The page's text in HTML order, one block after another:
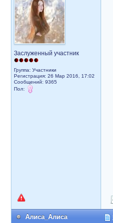
Заслуженный участник
Группа: Участники
Регистрация: 26 Мар 2016, 17:02
Сообщений: 9365
Пол:
Алиса_Алиса